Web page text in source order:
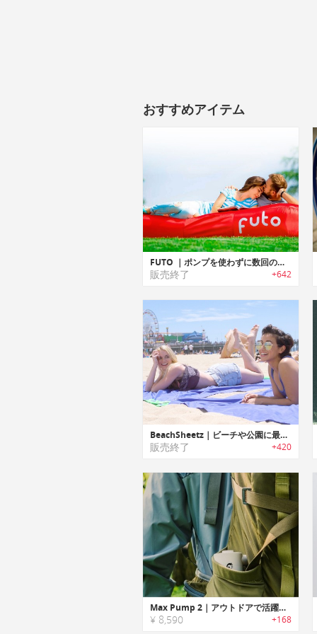
おすすめアイテム
FUTO ｜ポンプを使わずに数回のスイングで空気注入可能なポータブルエアーマットレス「フュートー」
販売終了 +642
BeachSheetz｜ビーチや公園に最適なぱっとひろげてすぐに収納可能なアウトドアシート「ビーチシーズ」
販売終了 +420
Max Pump 2｜アウトドアで活躍するコンパクトポータブルポンプ「マックスポンプ２」
¥ 8,590 +168